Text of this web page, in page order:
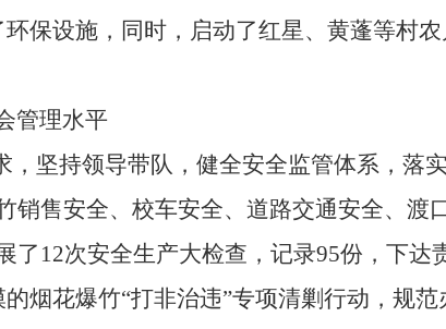
保设施，同时，启动了红星、黄蓬等村
管理水平
坚持领导带队， 健全安全监管体系，落
销售安全、校车安全、道路交通安全、渡
了 12次安全生产大检查 ，记录95份，下
烟花爆竹“打非治违”专项清剿行动， 规范